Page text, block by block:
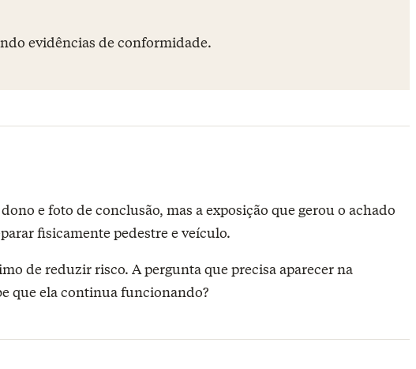
evidências de conformidade.
e foto de conclusão, mas a exposição que gerou o achado
fisicamente pedestre e veículo.
de reduzir risco. A pergunta que precisa aparecer na
que ela continua funcionando?